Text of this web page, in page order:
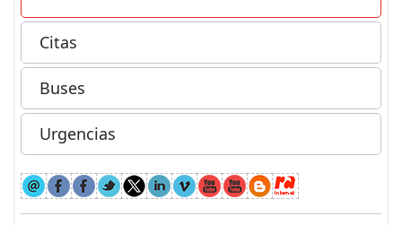
Citas
Buses
Urgencias